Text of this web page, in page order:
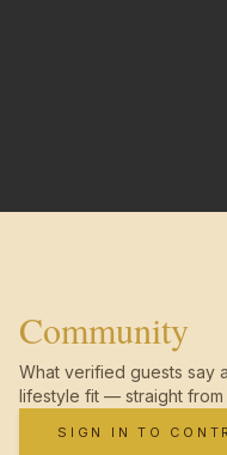
Community
What verified guests say
lifestyle fit — straight
SIGN IN TO